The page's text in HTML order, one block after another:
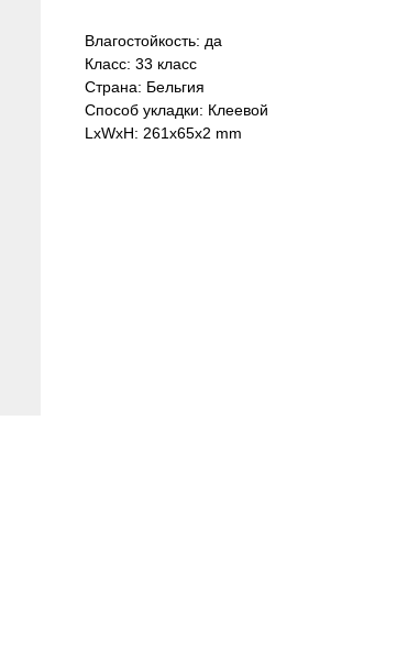
Влагостойкость: да
Класс: 33 класс
Страна: Бельгия
Способ укладки: Клеевой
LxWxH: 261x65x2 mm